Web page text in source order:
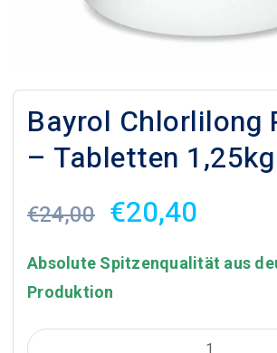
Bayrol Chlorlilong
– Tabletten 1,25kg
€24,00 Ursprünglicher
Preis
war:
€24,00
€20,40
ist:
Absolute Spitzenqualität aus
Produktion
Bayrol